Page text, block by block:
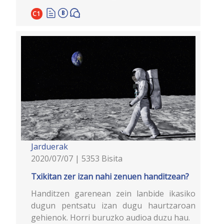
C1
Jarduerak
2020/07/07 | 5353 Bisita
Txikitan zer izan nahi zenuen handitzean?
Handitzen garenean zein lanbide ikasiko
dugun pentsatu izan dugu haurtzaroan
gehienok. Horri buruzko audioa duzu hau.